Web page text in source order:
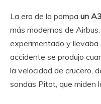
La era de la pompa un
más modernos de
experimentado y llevaba
accidente se produjo
la velocidad de crucero,
sondas Pitot, que miden